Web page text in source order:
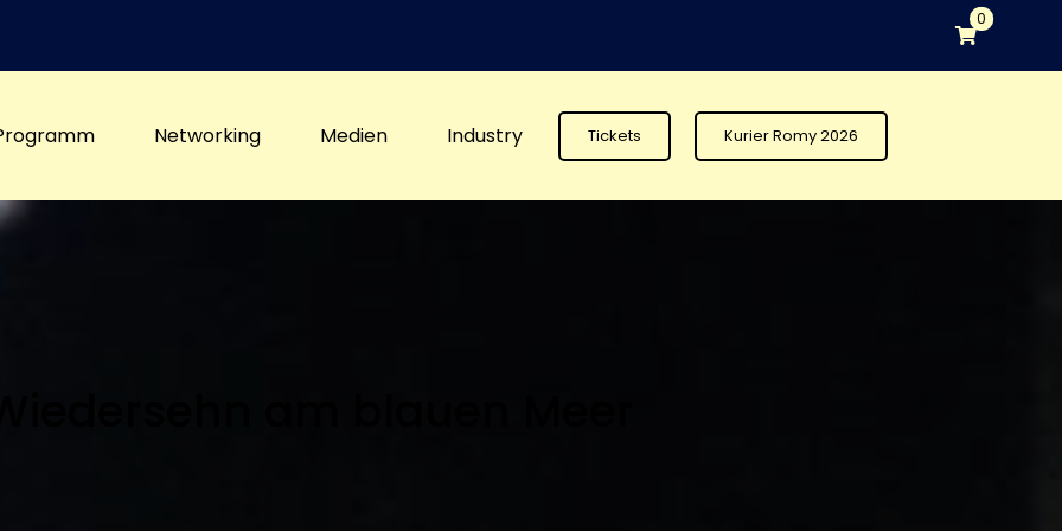
0
Networking Medien Industry Tickets Kurier Romy 2026
am blauen Meer